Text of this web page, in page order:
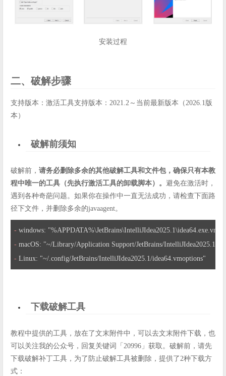
安装过程
二、破解步骤
支持版本：激活工具支持版本：2021.2～当前最新版本（2026.1版
本）
破解前须知
破解前， 请务必删除多余的其他破解工具和文件包，确保只有本教
程中唯一的工具（先执行激活工具的卸载脚本）。 避免在激活时，
遇到各种奇葩问题。如果你在操作中一直无法成功，请检查下面路
径下文件，并删除多余的javaagent。
-
-
- Linux: "~/.config/JetBrains/IntelliJIdea2025.1/idea64.vmoptions"
下载破解工具
教程中提供的工具，放在了文末附件中，可以去文末附件下载，也
可以关注我的公众号，回复关键词「20996」获取。破解前，请先
下载破解补丁工具，为了防止破解工具被删除，提供了2种下载方
式：